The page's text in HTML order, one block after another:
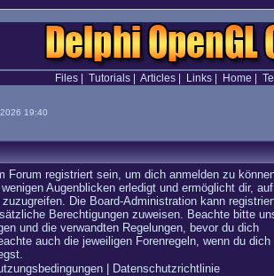
Files| Tutorials| Articles| Links| Home
19:40
Forum registriert sein, um dich anmelden zu
Augenblicken erledigt und ermöglicht dir, auf
Die Board-Administration kann
Berechtigungen zuweisen. Beachte bitte
und die verwandten Regelungen, bevor du dich
auch die jeweiligen Forenregeln, wenn du dich
| Datenschutzrichtlinie